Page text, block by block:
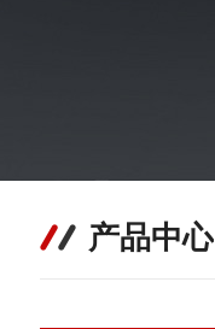
产品中心